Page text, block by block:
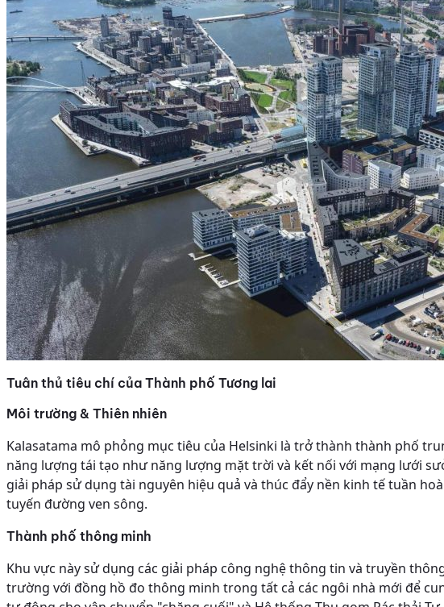
Tuân thủ tiêu chí của Thành phố Tương lai
Môi trường & Thiên nhiên
Kalasatama mô phỏng mục tiêu của Helsinki là trở thành thành phố
năng lượng tái tạo như năng lượng mặt trời và kết nối với mạng lưới
giải pháp sử dụng tài nguyên hiệu quả và thúc đẩy nền kinh tế tuần
tuyến đường ven sông.
Thành phố thông minh
Khu vực này sử dụng các giải pháp công nghệ thông tin và truyền
trường với đồng hồ đo thông minh trong tất cả các ngôi nhà mới để